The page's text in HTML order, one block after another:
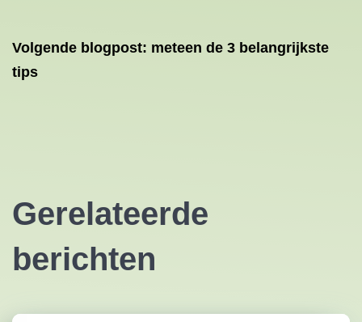
Volgende blogpost: meteen de 3 belangrijkste
tips
Gerelateerde
berichten